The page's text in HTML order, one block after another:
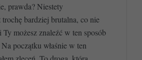
prawda? Niestety
bardziej brutalna, co nie
możesz znaleźć w ten sposób
początku właśnie w ten